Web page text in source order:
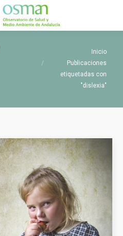
Inicio
Publicaciones
etiquetadas con
"dislexia"